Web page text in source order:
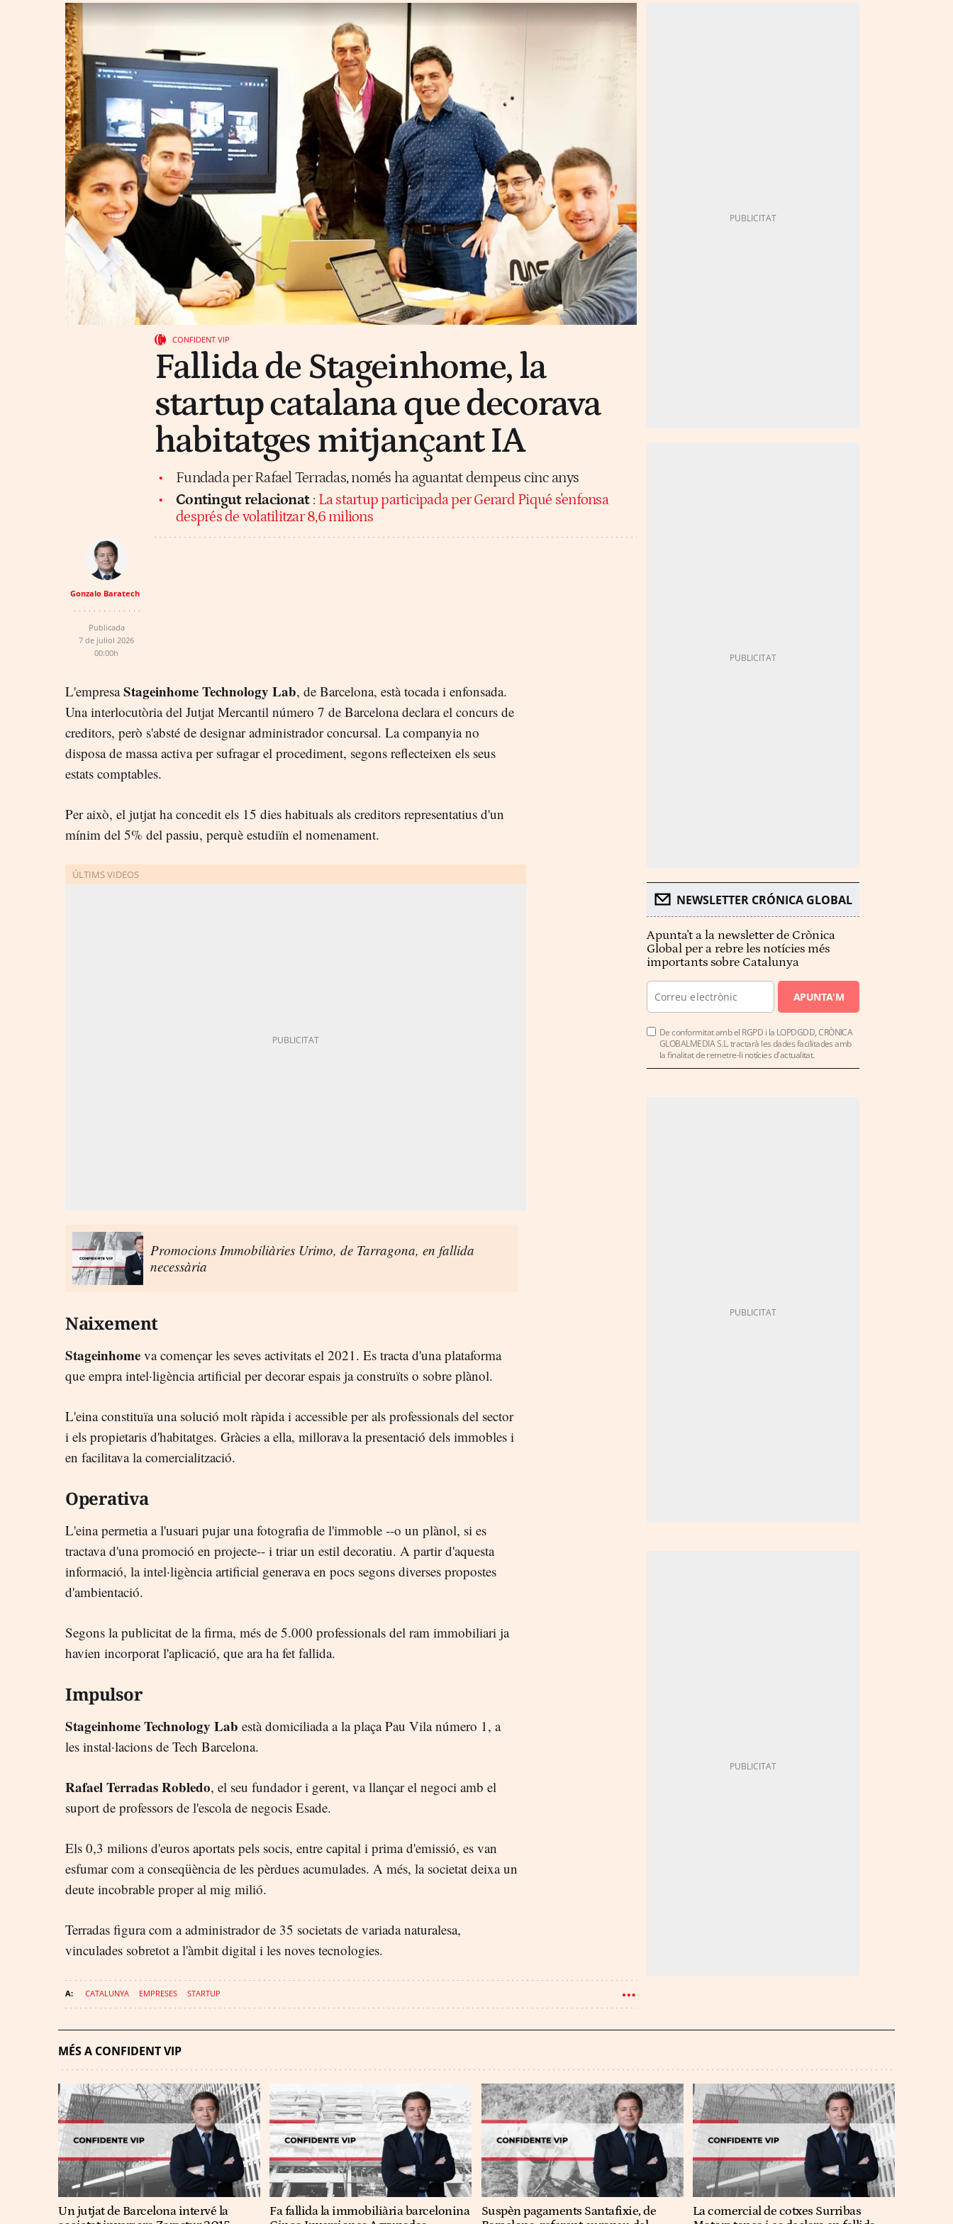
CONFIDENT VIP
Fallida de Stageinhome, la
startup catalana que decorava
habitatges mitjançant IA
Fundada per Rafael Terradas, només ha aguantat dempeus cinc anys
Contingut relacionat : La startup participada per Gerard Piqué s'enfonsa
després de volatilitzar 8,6 milions
Gonzalo Baratech
Publicada
7 de juliol 2026
00:00h
L'empresaStageinhome Technology Lab, de Barcelona, està tocada i enfonsada.
Una interlocutòria del Jutjat Mercantil número 7 de Barcelona declara el concurs de
creditors, però s'absté de designar administrador concursal. La companyia no
disposa de massa activa per sufragar el procediment, segons reflecteixen els seus
estats comptables.
Per això, el jutjat ha concedit els 15 dies habituals als creditors representatius d'un
mínim del 5% del passiu, perquè estudiïn el nomenament.
Promocions Immobiliàries Urimo, de Tarragona, en fallida
necessària
Naixement
Stageinhome va començar les seves activitats el 2021. Es tracta d'una plataforma
que empra intel·ligència artificial per decorar espais ja construïts o sobre plànol.
L'eina constituïa una solució molt ràpida i accessible per als professionals del sector
i els propietaris d'habitatges. Gràcies a ella, millorava la presentació dels immobles i
en facilitava la comercialització.
Operativa
L'eina permetia a l'usuari pujar una fotografia de l'immoble --o un plànol, si es
tractava d'una promoció en projecte-- i triar un estil decoratiu. A partir d'aquesta
informació, la intel·ligència artificial generava en pocs segons diverses propostes
d'ambientació.
Segons la publicitat de la firma, més de 5.000 professionals del ram immobiliari ja
havien incorporat l'aplicació, que ara ha fet fallida.
Impulsor
Stageinhome Technology Lab està domiciliada a la plaça Pau Vila número 1, a
les instal·lacions de Tech Barcelona.
Rafael Terradas Robledo, el seu fundador i gerent, va llançar el negoci amb el
suport de professors de l'escola de negocis Esade.
Els 0,3 milions d'euros aportats pels socis, entre capital i prima d'emissió, es van
esfumar com a conseqüència de les pèrdues acumulades. A més, la societat deixa un
deute incobrable proper al mig milió.
Terradas figura com a administrador de 35 societats de variada naturalesa,
vinculades sobretot a l'àmbit digital i les noves tecnologies.
CATALUNYA EMPRESES STARTUP
NEWSLETTER CRÓNICA GLOBAL
Apunta't a la newsletter de Crònica
Global per a rebre les notícies més
importants sobre Catalunya
APUNTA'M
De conformitat amb el RGPD i la LOPDGDD, CRÒNICA
GLOBALMEDIA S.L. tractarà les dades facilitades amb
la finalitat de remetre-li notícies d'actualitat.
MÉS A CONFIDENT VIP
Un jutjat de Barcelona intervé la
Fa fallida la immobiliària barcelonina
Suspèn pagaments Santafixie, de
La comercial de cotxes Surribas